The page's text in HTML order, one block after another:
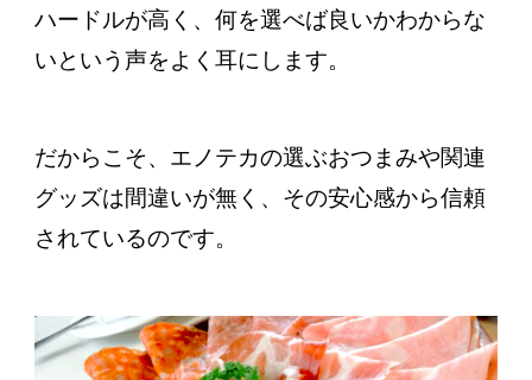
ハードルが高く、何を選べば良いかわからな
いという声をよく耳にします。
だからこそ、エノテカの選ぶおつまみや関連
グッズは間違いが無く、その安心感から信頼
されているのです。